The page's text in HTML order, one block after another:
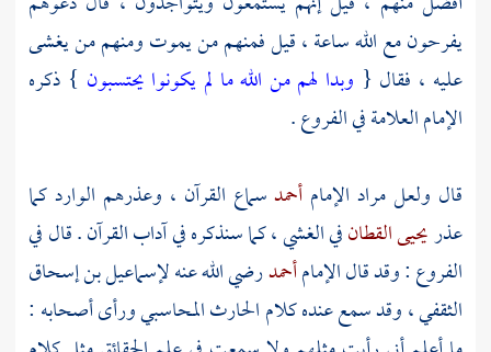
يفرحون مع الله ساعة ، قيل فمنهم من يموت ومنهم من يغشى
عليه ، فقال { وبدا لهم من الله ما لم يكونوا يحتسبون } ذكره
الإمام العلامة في الفروع .
قال ولعل مراد الإمام أحمدسماع القرآن ، وعذرهم الوارد كما
عذريحيى القطانفي الغشي ، كما سنذكره في آداب القرآن . قال في
الفروع : وقد قال الإمامأحمدرضي الله عنهلإسماعيل بن إسحاق
الثقفي، وقد سمع عنده كلامالحارث المحاسبيورأى أصحابه :